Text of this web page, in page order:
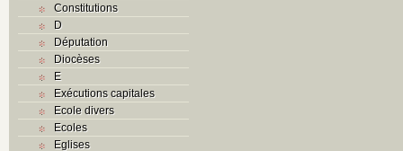
Constitutions
D
Députation
Diocèses
E
Exécutions capitales
Ecole divers
Ecoles
Eglises